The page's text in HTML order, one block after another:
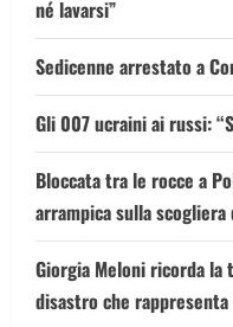
né lavarsi”
Sedicenne arrestato a
Gli 007 ucraini ai russi:
Bloccata tra le rocce a
arrampica sulla scogliera
Giorgia Meloni ricorda la
disastro che rappresenta